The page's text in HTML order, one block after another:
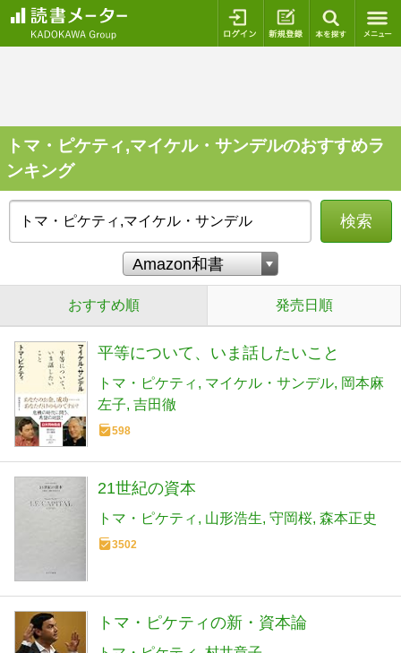
ログイン 新規登録
トマ・ピケティ,マイケル・サンデルのおすすめラ
ンキング
検索
おすすめ順 発売日順
平等について、いま話したいこと
トマ・ピケティ マイケル・サンデル 岡本麻
左子 吉田徹
598
21世紀の資本
トマ・ピケティ 山形浩生 守岡桜 森本正史
3502
トマ・ピケティの新・資本論